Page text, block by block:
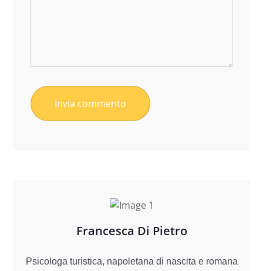
Francesca Di Pietro
Psicologa turistica, napoletana di nascita e romana